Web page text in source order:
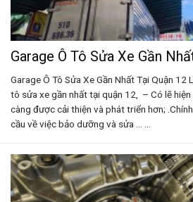
Garage Ô Tô Sửa Xe Gần
Garage Ô Tô Sửa Xe Gần Nhất Tại Quận 12
tô sửa xe gần nhất tại quận 12, – Có lẽ
càng được cải thiện và phát triển hơn;
cầu về việc bảo dưỡng và sửa ... ...